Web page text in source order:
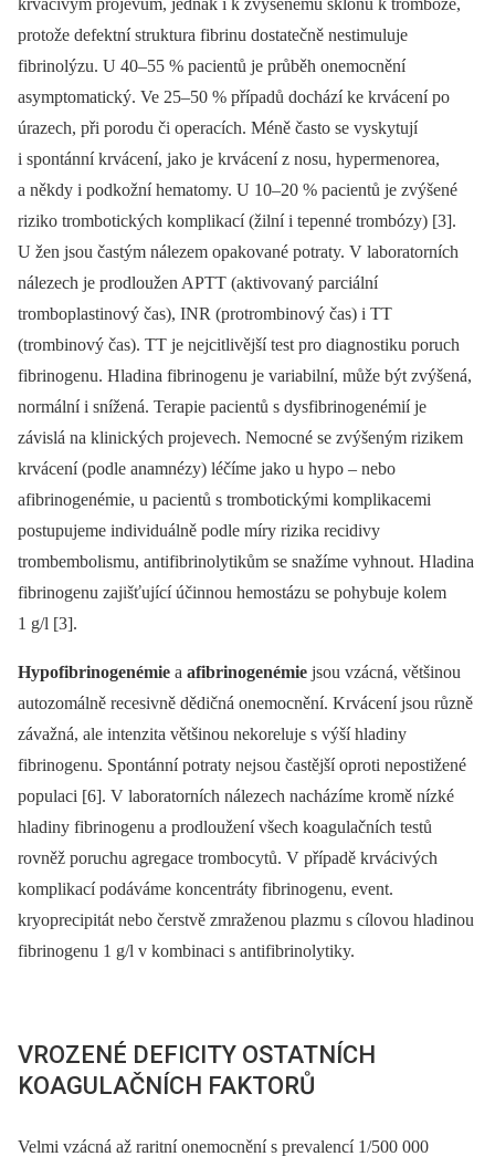
protože defektní struktura fibrinu dostatečně nestimuluje
fibrinolýzu. U 40–55 % pacientů je průběh onemocnění
asymptomatický. Ve 25–50 % případů dochází ke krvácení po
úrazech, při porodu či operacích. Méně často se vyskytují
i spontánní krvácení, jako je krvácení z nosu, hypermenorea,
a někdy i podkožní hematomy. U 10–20 % pacientů je zvýšené
riziko trombotických komplikací (žilní i tepenné trombózy) [3].
U žen jsou častým nálezem opakované potraty. V laboratorních
nálezech je prodloužen APTT (aktivovaný parciální
tromboplastinový čas), INR (protrombinový čas) i TT
(trombinový čas). TT je nejcitlivější test pro diagnostiku poruch
fibrinogenu. Hladina fibrinogenu je variabilní, může být zvýšená,
normální i snížená. Terapie pacientů s dysfibrinogenémií je
závislá na klinických projevech. Nemocné se zvýšeným rizikem
krvácení (podle anamnézy) léčíme jako u hypo –⁠ nebo
afibrinogenémie, u pacientů s trombotickými komplikacemi
postupujeme individuálně podle míry rizika recidivy
trombembolismu, antifibrinolytikům se snažíme vyhnout. Hladina
fibrinogenu zajišťující účinnou hemostázu se pohybuje kolem
1 g/l [3].
Hypofibrinogenémie a afibrinogenémie jsou vzácná, většinou
autozomálně recesivně dědičná onemocnění. Krvácení jsou různě
závažná, ale intenzita většinou nekoreluje s výší hladiny
fibrinogenu. Spontánní potraty nejsou častější oproti nepostižené
populaci [6]. V laboratorních nálezech nacházíme kromě nízké
hladiny fibrinogenu a prodloužení všech koagulačních testů
rovněž poruchu agregace trombocytů. V případě krvácivých
komplikací podáváme koncentráty fibrinogenu, event.
kryoprecipitát nebo čerstvě zmraženou plazmu s cílovou hladinou
fibrinogenu 1 g/l v kombinaci s antifibrinolytiky.
VROZENÉ DEFICITY OSTATNÍCH
KOAGULAČNÍCH FAKTORŮ
Velmi vzácná až raritní onemocnění s prevalencí 1/500 000